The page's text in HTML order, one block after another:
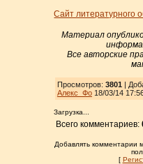
Сайт литературного
Материал
Все авторские
Просмотров: 3801|
Алекс_Фо18/03/14
Загрузка...
Всего комментариев:
Добавлять комментарии
[